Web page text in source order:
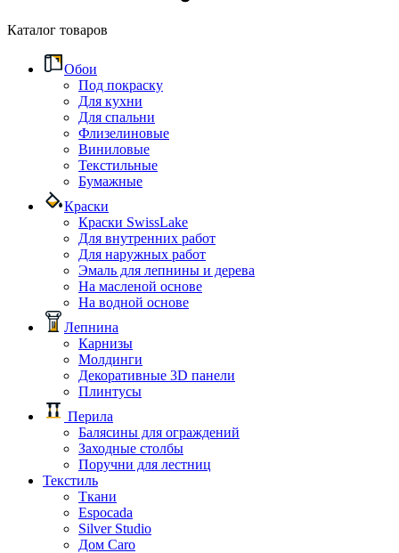
Каталог товаров
Обои
Под покраску
Для кухни
Для спальни
Флизелиновые
Виниловые
Текстильные
Бумажные
Краски
Краски SwissLake
Для внутренних работ
Для наружных работ
Эмаль для лепнины и дерева
На масленой основе
На водной основе
Лепнина
Карнизы
Молдинги
Декоративные 3D панели
Плинтусы
Перила
Балясины для ограждений
Заходные столбы
Поручни для лестниц
Текстиль
Ткани
Espocada
Silver Studio
Дом Caro